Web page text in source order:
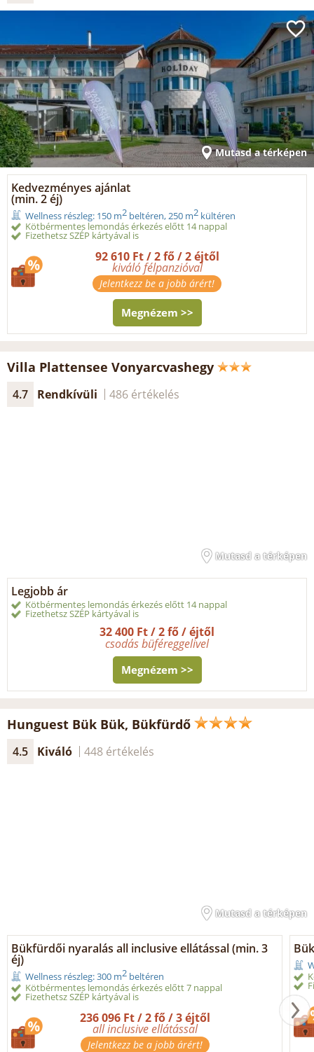
Mutasd a térképen
Kedvezményes ajánlat
(min. 2 éj)
Wellness részleg: 150 m2 beltéren, 250 m2 kültéren
Kötbérmentes lemondás érkezés előtt 14 nappal
Fizethetsz SZÉP kártyával is
92 610 Ft / 2 fő / 2 éjtől
kiváló félpanzióval
Jelentkezz be a jobb árért!
Megnézem >>
Villa Plattensee Vonyarcvashegy
4.7 Rendkívüli 486 értékelés
Mutasd a térképen
Legjobb ár
Kötbérmentes lemondás érkezés előtt 14 nappal
Fizethetsz SZÉP kártyával is
32 400 Ft / 2 fő / éjtől
csodás büféreggelivel
Megnézem >>
Hunguest Bük Bük, Bükfürdő
4.5 Kiváló 448 értékelés
Mutasd a térképen
Bükfürdői nyaralás all inclusive ellátással (min. 3
éj)
Wellness részleg: 300 m2 beltéren
Kötbérmentes lemondás érkezés előtt 7 nappal
Fizethetsz SZÉP kártyával is
236 096 Ft / 2 fő / 3 éjtől
all inclusive ellátással
Jelentkezz be a jobb árért!